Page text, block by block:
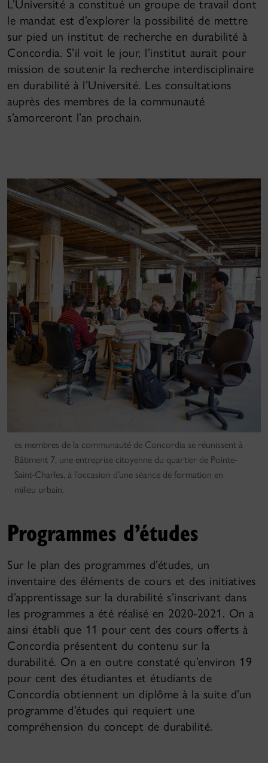
L’Université a constitué un groupe de travail dont
le mandat est d’explorer la possibilité de mettre
sur pied un institut de recherche en durabilité à
Concordia. S’il voit le jour, l’institut aurait pour
mission de soutenir la recherche interdisciplinaire
en durabilité à l’Université. Les consultations
auprès des membres de la communauté
s’amorceront l’an prochain.
es membres de la communauté de Concordia se réunissent à
Bâtiment 7, une entreprise citoyenne du quartier de Pointe-
Saint-Charles, à l’occasion d’une séance de formation en
milieu urbain.
Programmes d’études
Sur le plan des programmes d’études, un
inventaire des éléments de cours et des initiatives
d’apprentissage sur la durabilité s’inscrivant dans
les programmes a été réalisé en 2020-2021. On a
ainsi établi que 11 pour cent des cours offerts à
Concordia présentent du contenu sur la
durabilité. On a en outre constaté qu’environ 19
pour cent des étudiantes et étudiants de
Concordia obtiennent un diplôme à la suite d’un
programme d’études qui requiert une
compréhension du concept de durabilité.